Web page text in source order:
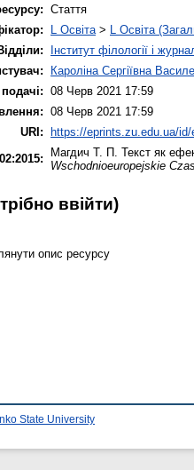
Стаття
L Освіта> L Освіта
Інститут філології і
Кароліна Сергіївна
08 Черв 2021 17:59
08 Черв 2021 17:59
URI:
https://eprints.zu.edu.ua/id/
Магдич Т. П. Текст як
Wschodnioeuropejskie
ввійти)
опис ресурсу
State University